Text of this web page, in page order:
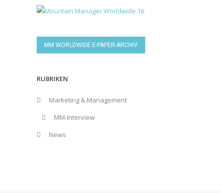
MM WORLDWIDE E-PAPER-ARCHIV
RUBRIKEN
Marketing & Management
MM-Interview
News